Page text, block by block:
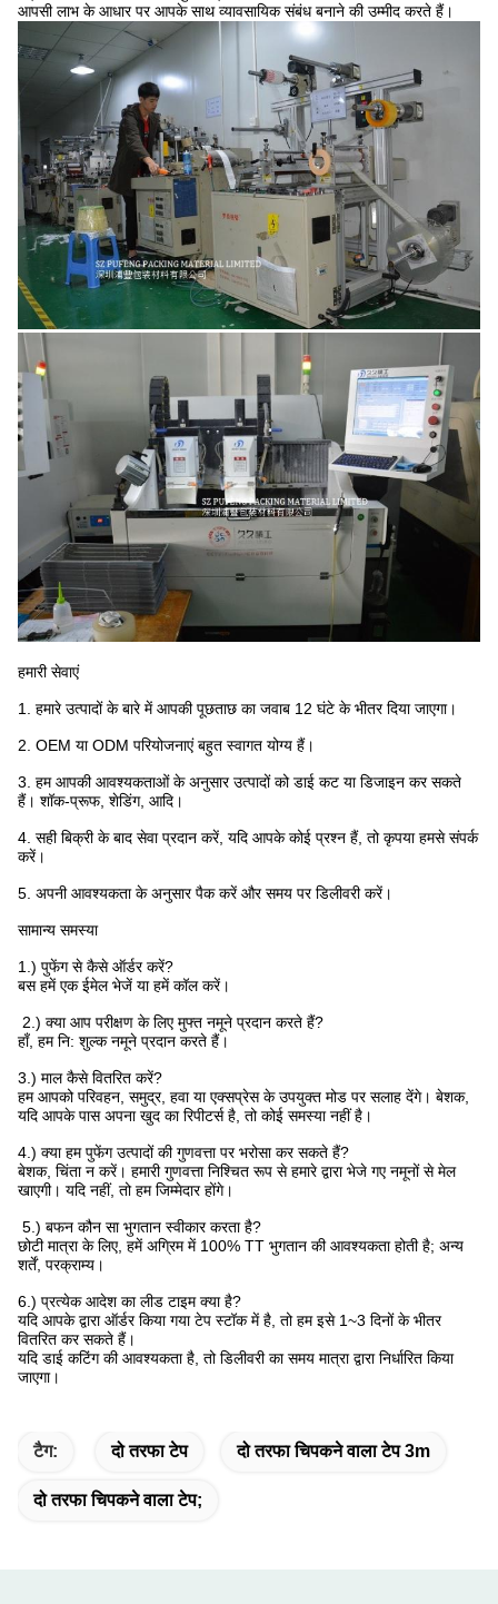
आपसी लाभ के आधार पर आपके साथ व्यावसायिक संबंध बनाने की उम्मीद करते हैं।
हमारी सेवाएं
1. हमारे उत्पादों के बारे में आपकी पूछताछ का जवाब 12 घंटे के भीतर दिया जाएगा।
2. OEM या ODM परियोजनाएं बहुत स्वागत योग्य हैं।
3. हम आपकी आवश्यकताओं के अनुसार उत्पादों को डाई कट या डिजाइन कर सकते
हैं। शॉक-प्रूफ, शेडिंग, आदि।
4. सही बिक्री के बाद सेवा प्रदान करें, यदि आपके कोई प्रश्न हैं, तो कृपया हमसे संपर्क
करें।
5. अपनी आवश्यकता के अनुसार पैक करें और समय पर डिलीवरी करें।
सामान्य समस्या
1.) पुफेंग से कैसे ऑर्डर करें?
बस हमें एक ईमेल भेजें या हमें कॉल करें।
2.) क्या आप परीक्षण के लिए मुफ्त नमूने प्रदान करते हैं?
हाँ, हम नि: शुल्क नमूने प्रदान करते हैं।
3.) माल कैसे वितरित करें?
हम आपको परिवहन, समुद्र, हवा या एक्सप्रेस के उपयुक्त मोड पर सलाह देंगे। बेशक,
यदि आपके पास अपना खुद का रिपीटर्स है, तो कोई समस्या नहीं है।
4.) क्या हम पुफेंग उत्पादों की गुणवत्ता पर भरोसा कर सकते हैं?
बेशक, चिंता न करें। हमारी गुणवत्ता निश्चित रूप से हमारे द्वारा भेजे गए नमूनों से मेल
खाएगी। यदि नहीं, तो हम जिम्मेदार होंगे।
5.) बफन कौन सा भुगतान स्वीकार करता है?
छोटी मात्रा के लिए, हमें अग्रिम में 100% TT भुगतान की आवश्यकता होती है; अन्य
शर्तें, परक्राम्य।
6.) प्रत्येक आदेश का लीड टाइम क्या है?
यदि आपके द्वारा ऑर्डर किया गया टेप स्टॉक में है, तो हम इसे 1~3 दिनों के भीतर
वितरित कर सकते हैं।
यदि डाई कटिंग की आवश्यकता है, तो डिलीवरी का समय मात्रा द्वारा निर्धारित किया
जाएगा।
टैग: दो तरफा टेप दो तरफा चिपकने वाला टेप 3m
दो तरफा चिपकने वाला टेप;